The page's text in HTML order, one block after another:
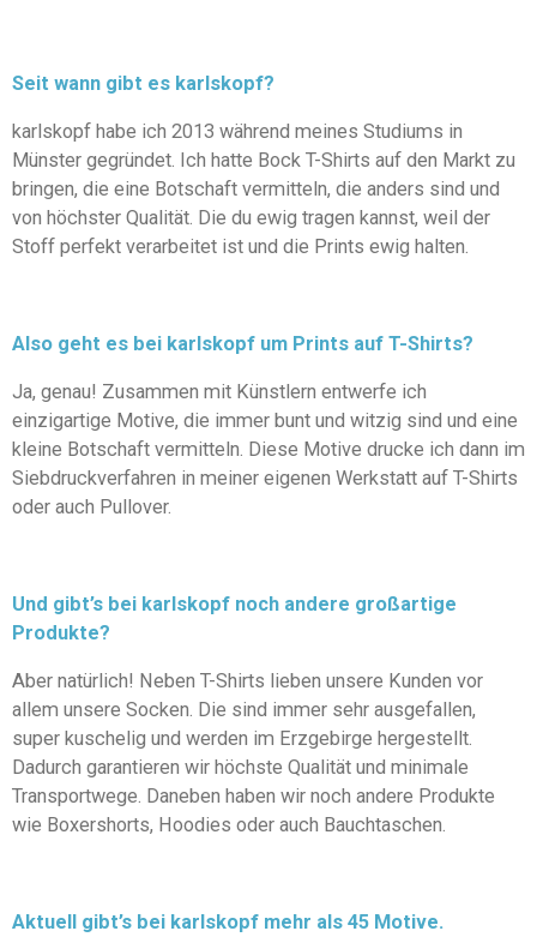
Seit wann gibt es karlskopf?
karlskopf habe ich 2013 während meines Studiums in
Münster gegründet. Ich hatte Bock T-Shirts auf den Markt zu
bringen, die eine Botschaft vermitteln, die anders sind und
von höchster Qualität. Die du ewig tragen kannst, weil der
Stoff perfekt verarbeitet ist und die Prints ewig halten.
Also geht es bei karlskopf um Prints auf T-Shirts?
Ja, genau! Zusammen mit Künstlern entwerfe ich
einzigartige Motive, die immer bunt und witzig sind und eine
kleine Botschaft vermitteln. Diese Motive drucke ich dann im
Siebdruckverfahren in meiner eigenen Werkstatt auf T-Shirts
oder auch Pullover.
Und gibt’s bei karlskopf noch andere großartige
Produkte?
Aber natürlich! Neben T-Shirts lieben unsere Kunden vor
allem unsere Socken. Die sind immer sehr ausgefallen,
super kuschelig und werden im Erzgebirge hergestellt.
Dadurch garantieren wir höchste Qualität und minimale
Transportwege. Daneben haben wir noch andere Produkte
wie Boxershorts, Hoodies oder auch Bauchtaschen.
Aktuell gibt’s bei karlskopf mehr als 45 Motive.